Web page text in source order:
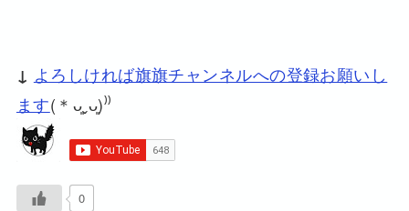
↓ よろしければ旗旗チャンネルへの登録お願いし
ます(＊ᴗ͈ˬᴗ͈)⁾⁾
0